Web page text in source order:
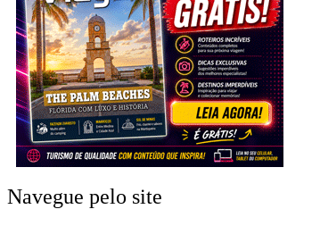
Navegue pelo site